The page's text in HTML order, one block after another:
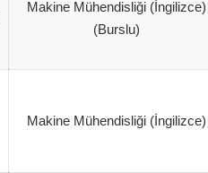
Makine Mühendisliği (İngilizce)
(Burslu)
Makine Mühendisliği (İngilizce)